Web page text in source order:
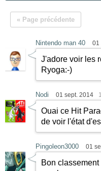
« Page précédente
Nintendo man 40 01
J'adore voir les
Ryoga:-)
Nodi 01 sept. 2014
Ouai ce Hit
de voir l'état
Pingoleon3000 01
Bon